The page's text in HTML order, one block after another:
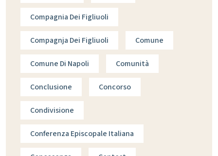
Compagnia Dei Figliuoli
Compagnja Dei Figliuoli Comune
Comune Di Napoli Comunità
Conclusione Concorso
Condivisione
Conferenza Episcopale Italiana